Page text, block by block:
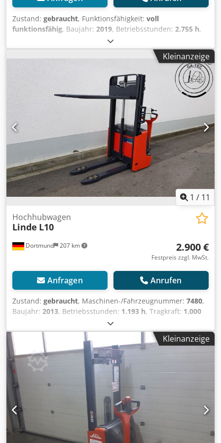
Zustand: gebraucht, Funktionsfähigkeit: voll
funktionsfähig, Baujahr: 2019, Betriebsstunden: 2.755 h,
, Hubhöhe:1.462 mm
elektrisch, Masttyp:Simplex, Bauhöhe:1.940 mm,
Antriebsart:Elektro, Deichselstapler Masttyp: Mono
Credpfx Absy Si U Uexef Zustand: Einsatzbereit und voll
funktionsfähig Zustand Technisch: gut Batterie Volt: 24V
Kleinanzeige
1 / 11
Dortmund 207 km
Hochhubwagen
Linde L10
2.900 €
Festpreis zzgl. MwSt.
Anfragen Anrufen
Zustand: gebraucht, Maschinen-/Fahrzeugnummer: 7480,
Baujahr: 2013, Betriebsstunden: 1.193 h, Tragkraft: 1.000
, Freihub:
elektrisch, Masttyp:Duplex, Bauhöhe:1.930 mm, .: 7480
Gerätedetails: Baujahr : 2013 Tragkraft : 1000 kg Hubhöhe :
1490 mm Abgelesene Betriebsstd. : 1193 h Freihub : 1470
mm Mastart : Duplex Masthöhe : 1930 mm
Länge/Breite/Höhe : 1800 / 810 / 1300 mm Crsdpfx Astw Ap
Ijbxof Betriebsgewicht : 760 kg Batterie von :2014 ----
Ausstattung: * DGS aus Plexi ---- Weitere Geräte
Information: ---- Bei den Betriebsstunden handelt es sich
generell um abgelesene Stunden. Gerne bieten wir Ihnen
den passenden Transport an. Weitere 250 - 300
Gabelstapler, Anbaugeräte und Kehrmaschinen für Sie
Kleinanzeige